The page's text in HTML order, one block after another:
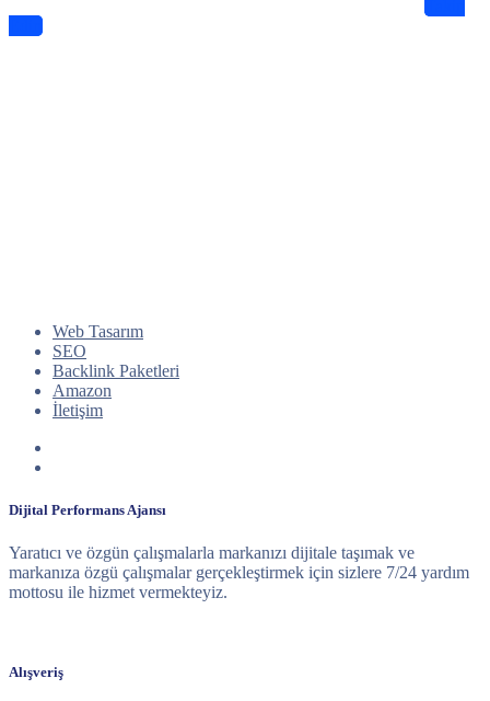
Web Tasarım
SEO
Backlink Paketleri
Amazon
İletişim
Dijital Performans Ajansı
Yaratıcı ve özgün çalışmalarla markanızı dijitale taşımak ve
markanıza özgü çalışmalar gerçekleştirmek için sizlere 7/24 yardım
mottosu ile hizmet vermekteyiz.
Alışveriş